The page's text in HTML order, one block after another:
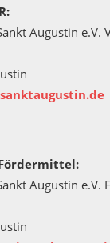
Augustin e.V.
Augustin e.V.